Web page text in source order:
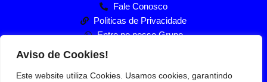
Aviso de Cookies!
Este website utiliza Cookies. Usamos cookies, garantindo
Fale Conosco
Politicas de Privacidade
Entre no nosso Grupo